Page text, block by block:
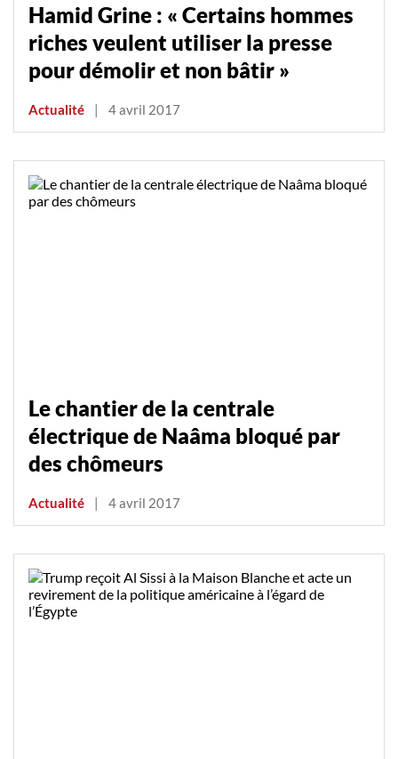
Hamid Grine : « Certains hommes
riches veulent utiliser la presse
pour démolir et non bâtir »
Actualité | 4 avril 2017
Le chantier de la centrale
électrique de Naâma bloqué par
des chômeurs
Actualité | 4 avril 2017